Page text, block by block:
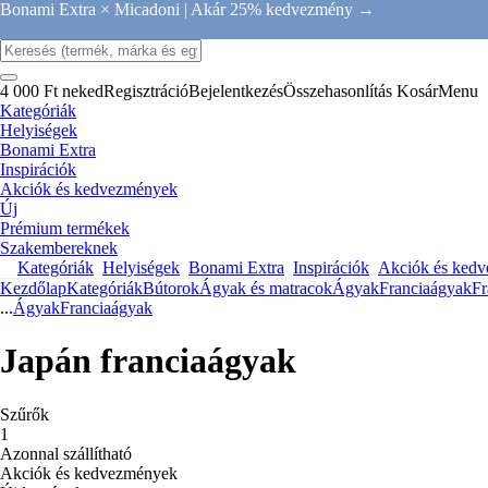
Bonami Extra × Micadoni | Akár 25% kedvezmény →
4 000 Ft nekedRegisztrációBejelentkezésÖsszehasonlítás KosárMenu
Kategóriák
Helyiségek
Bonami Extra
Inspirációk
Akciók és kedvezmények
Új
Prémium termékek
Szakembereknek
Kategóriák Helyiségek Bonami Extra Inspirációk Akciók és
KezdőlapKategóriákBútorokÁgyak és matracokÁgyakFranciaágyak
...ÁgyakFranciaágyak
Japán franciaágyak
Szűrők
1
Azonnal szállítható
Akciók és kedvezmények